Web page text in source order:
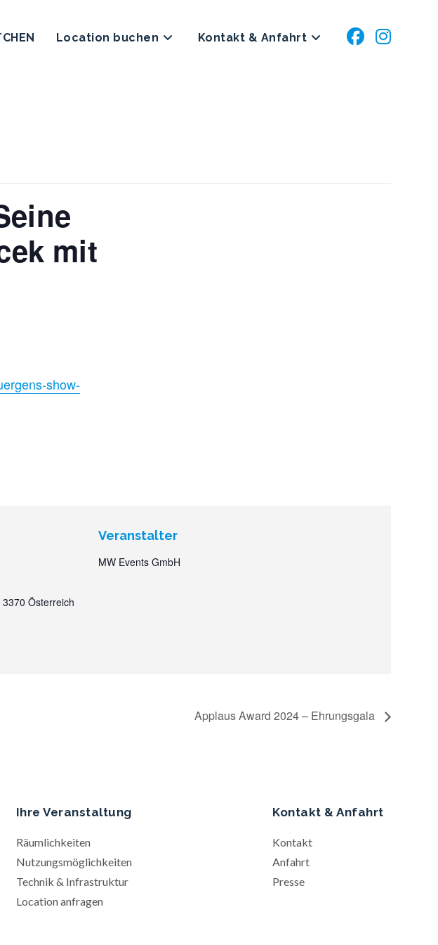
Location buchen Kontakt & Anfahrt
mit
show-
3370 Österreich
Veranstalter
MW Events GmbH
Applaus Award 2024 – Ehrungsgala
Ihre Veranstaltung
Räumlichkeiten
Nutzungsmöglichkeiten
Technik & Infrastruktur
Location anfragen
Kontakt & Anfahrt
Kontakt
Anfahrt
Presse